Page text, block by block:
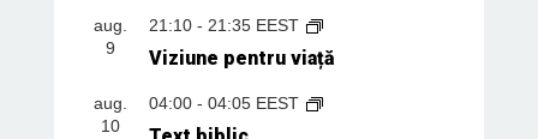
aug.
9
21:10- 21:35 EEST
Viziune pentru viață
aug.
10
04:00- 04:05 EEST